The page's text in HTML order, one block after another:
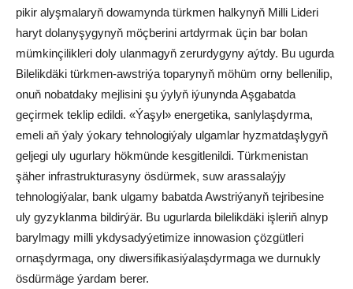
pikir alyşmalaryň dowamynda türkmen halkynyň Milli Lideri
haryt dolanyşygynyň möçberini artdyrmak üçin bar bolan
mümkinçilikleri doly ulanmagyň zerurdygyny aýtdy. Bu ugurda
Bilelikdäki türkmen-awstriýa toparynyň möhüm orny bellenilip,
onuň nobatdaky mejlisini şu ýylyň iýunynda Aşgabatda
geçirmek teklip edildi. «Ýaşyl» energetika, sanlylaşdyrma,
emeli aň ýaly ýokary tehnologiýaly ulgamlar hyzmatdaşlygyň
geljegi uly ugurlary hökmünde kesgitlenildi. Türkmenistan
şäher infrastrukturasyny ösdürmek, suw arassalaýjy
tehnologiýalar, bank ulgamy babatda Awstriýanyň tejribesine
uly gyzyklanma bildirýär. Bu ugurlarda bilelikdäki işleriň alnyp
barylmagy milli ykdysadyýetimize innowasion çözgütleri
ornaşdyrmaga, ony diwersifikasiýalaşdyrmaga we durnukly
ösdürmäge ýardam berer.